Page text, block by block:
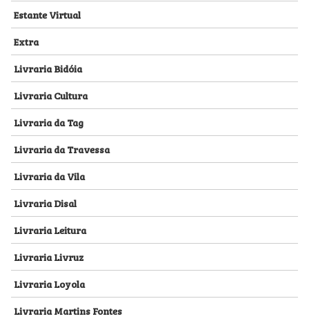
Estante Virtual
Extra
Livraria Bidóia
Livraria Cultura
Livraria da Tag
Livraria da Travessa
Livraria da Vila
Livraria Disal
Livraria Leitura
Livraria Livruz
Livraria Loyola
Livraria Martins Fontes